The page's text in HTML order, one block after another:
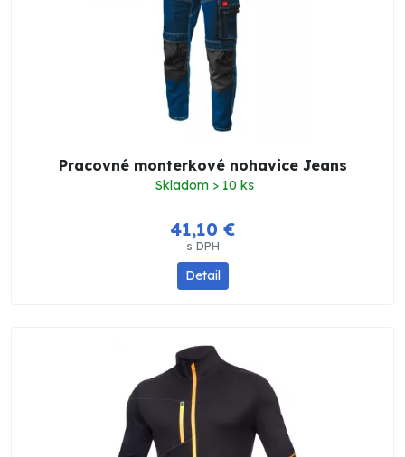
Pracovné monterkové nohavice Jeans
Skladom > 10 ks
41,10 €
s DPH
Detail